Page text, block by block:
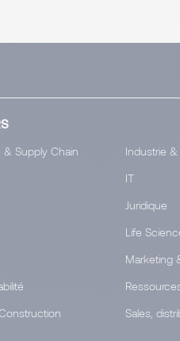
Supply Chain
Industrie
IT
Juridique
Life
Marketing
Sales,